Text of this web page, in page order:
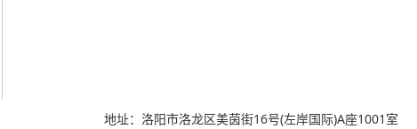
地址：洛阳市洛龙区美茵街16号(左岸国际)A座1001室